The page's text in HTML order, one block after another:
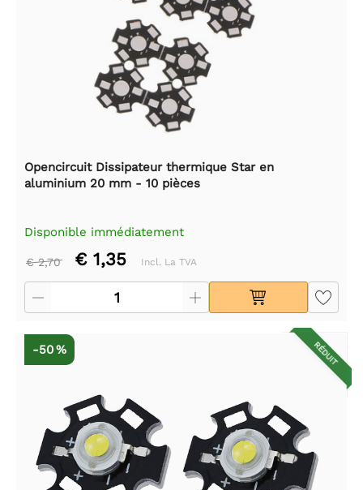
Opencircuit Dissipateur thermique Star en
aluminium 20 mm - 10 pièces
Disponible immédiatement
€ 2,70 € 1,35 Incl. La TVA
RÉDUIT
-50 %